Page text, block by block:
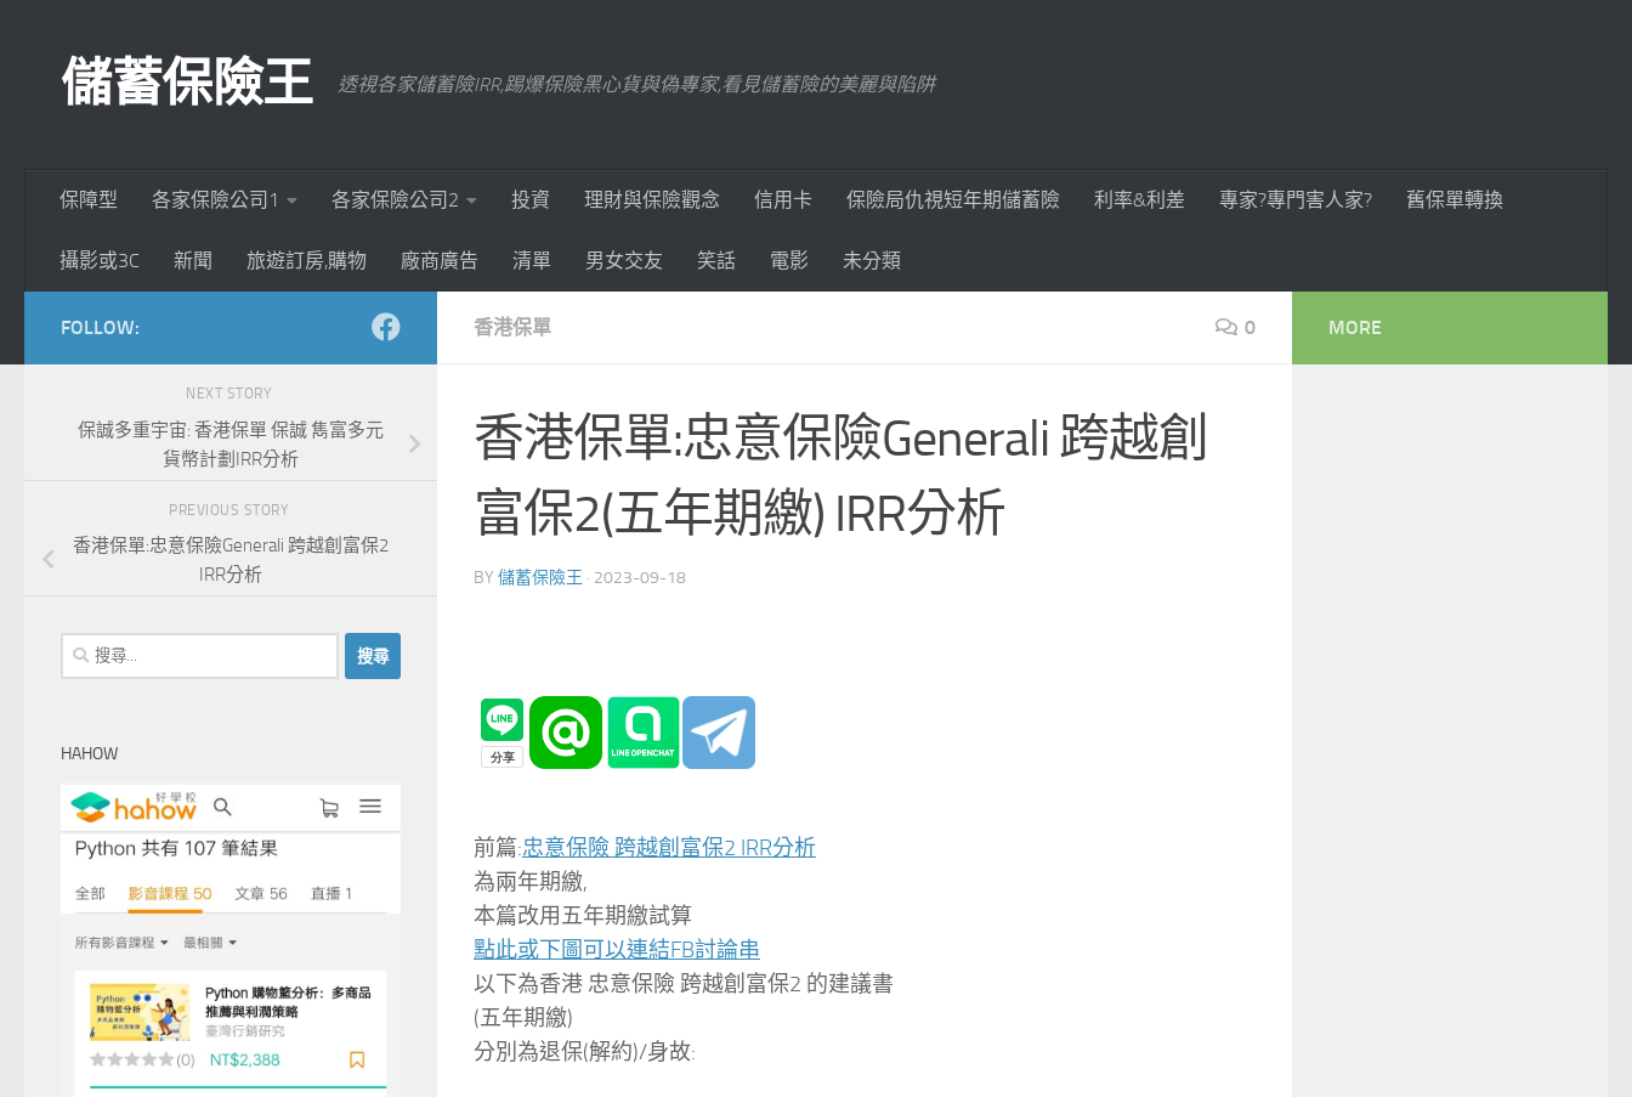
儲蓄保險王 透視各家儲蓄險IRR,踢爆保險黑心貨與偽專家,看見儲蓄險的美麗與陷阱
保障型 各家保險公司1 各家保險公司2 投資 理財與保險觀念 信用卡 保險局仇視短年期儲蓄險 利率&利差 專家?專門害人家? 舊保單轉換
攝影或3C 新聞 旅遊訂房,購物 廠商廣告 清單 男女交友 笑話 電影 未分類
香港保單 0
香港保單:忠意保險Generali 跨越創
富保2(五年期繳) IRR分析
BY 儲蓄保險王 · 2023-09-18
前篇:忠意保險 跨越創富保2 IRR分析
為兩年期繳,
本篇改用五年期繳試算
點此或下圖可以連結FB討論串
以下為香港 忠意保險 跨越創富保2 的建議書
(五年期繳)
分別為退保(解約)/身故:
FOLLOW:
NEXT STORY
保誠多重宇宙: 香港保單 保誠 雋富多元
貨幣計劃IRR分析
PREVIOUS STORY
香港保單:忠意保險Generali 跨越創富保2
IRR分析
搜
尋
字:
HAHOW
MORE